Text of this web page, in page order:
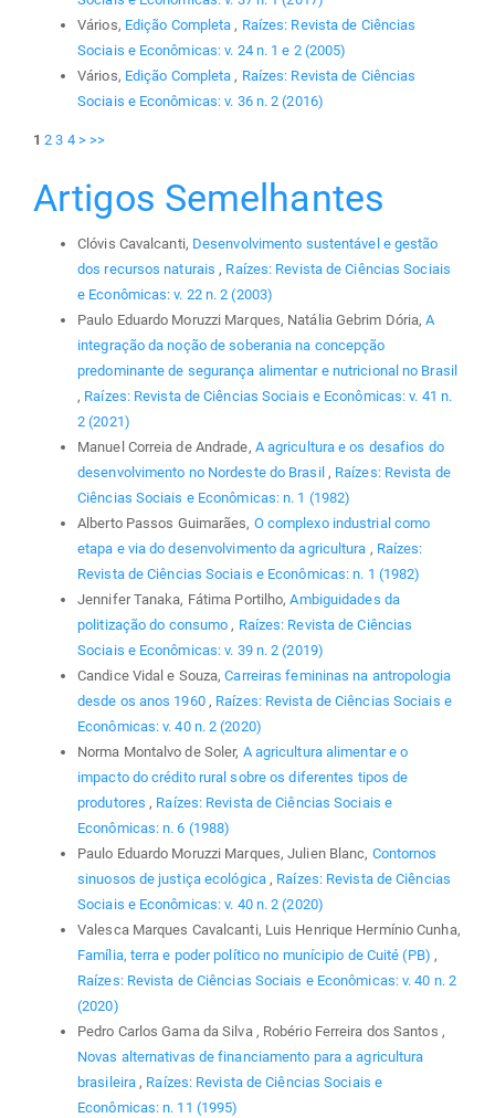
Vários, Edição Completa, Raízes: Revista de Ciências
Sociais e Econômicas: v. 24 n. 1 e 2 (2005)
Vários, Edição Completa, Raízes: Revista de Ciências
Sociais e Econômicas: v. 36 n. 2 (2016)
1 2 3 4 > >>
Artigos Semelhantes
Clóvis Cavalcanti, Desenvolvimento sustentável e gestão
dos recursos naturais, Raízes: Revista de Ciências Sociais
e Econômicas: v. 22 n. 2 (2003)
Paulo Eduardo Moruzzi Marques, Natália Gebrim Dória,A
integração da noção de soberania na concepção
predominante de segurança alimentar e nutricional no Brasil
, Raízes: Revista de Ciências Sociais e Econômicas: v. 41 n.
2 (2021)
Manuel Correia de Andrade, A agricultura e os desafios do
desenvolvimento no Nordeste do Brasil , Raízes: Revista de
Ciências Sociais e Econômicas: n. 1 (1982)
Alberto Passos Guimarães, O complexo industrial como
etapa e via do desenvolvimento da agricultura , Raízes:
Revista de Ciências Sociais e Econômicas: n. 1 (1982)
Jennifer Tanaka, Fátima Portilho,Ambiguidades da
politização do consumo, Raízes: Revista de Ciências
Sociais e Econômicas: v. 39 n. 2 (2019)
Candice Vidal e Souza,Carreiras femininas na antropologia
desde os anos 1960 , Raízes: Revista de Ciências Sociais e
Econômicas: v. 40 n. 2 (2020)
Norma Montalvo de Soler, A agricultura alimentar e o
impacto do crédito rural sobre os diferentes tipos de
produtores, Raízes: Revista de Ciências Sociais e
Econômicas: n. 6 (1988)
Paulo Eduardo Moruzzi Marques, Julien Blanc, Contornos
sinuosos de justiça ecológica, Raízes: Revista de Ciências
Sociais e Econômicas: v. 40 n. 2 (2020)
Valesca Marques Cavalcanti, Luis Henrique Hermínio Cunha,
Família, terra e poder político no munícipio de Cuité (PB) ,
Raízes: Revista de Ciências Sociais e Econômicas: v. 40 n. 2
(2020)
Pedro Carlos Gama da Silva , Robério Ferreira dos Santos ,
Novas alternativas de financiamento para a agricultura
brasileira, Raízes: Revista de Ciências Sociais e
Econômicas: n. 11 (1995)